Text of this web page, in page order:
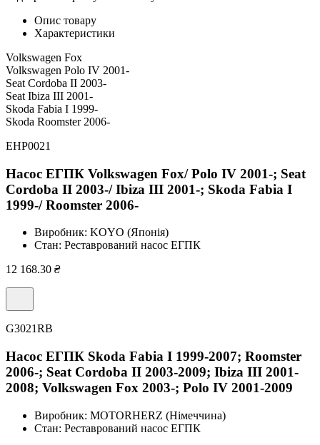
Опис товару
Характеристики
Volkswagen Fox
Volkswagen Polo IV 2001-
Seat Cordoba II 2003-
Seat Ibiza III 2001-
Skoda Fabia I 1999-
Skoda Roomster 2006-
EHP0021
Насос ЕГПК Volkswagen Fox/ Polo IV 2001-; Seat
Cordoba II 2003-/ Ibiza III 2001-; Skoda Fabia I
1999-/ Roomster 2006-
Виробник: KOYO (Японія)
Стан: Реставрований насос ЕГПК
12 168.30 ₴
G3021RB
Насос ЕГПК Skoda Fabia I 1999-2007; Roomster
2006-; Seat Cordoba II 2003-2009; Ibiza III 2001-
2008; Volkswagen Fox 2003-; Polo IV 2001-2009
Виробник: MOTORHERZ (Німеччина)
Стан: Реставрований насос ЕГПК